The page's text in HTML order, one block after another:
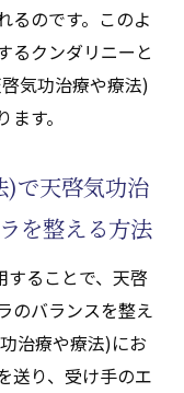
るのです。このよ
るクンダリニーと
気功治療や療法)
す。
)で天啓気功治
を整える方法
ることで、天啓
のバランスを整え
治療や療法)にお
送り、受け手のエ